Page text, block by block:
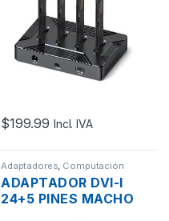
$199.99 Incl. IVA
Adaptadores Computación
ADAPTADOR DVI-I
24+5 PINES MACHO